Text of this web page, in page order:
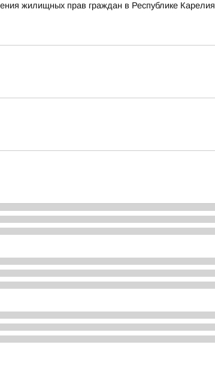
жилищных прав граждан в Республике Карелия